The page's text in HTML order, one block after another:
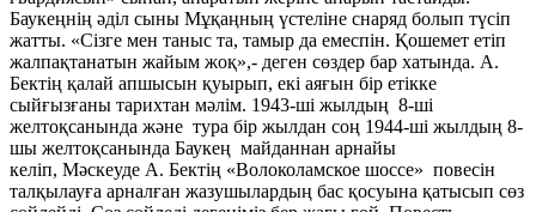
Баукеңнің әділ сыны Мұқаңның үстеліне снаряд болып түсіп
жатты. «Сізге мен таныс та, тамыр да емеспін. Қошемет етіп
жалпақтанатын жайым жоқ»,- деген сөздер бар хатында. А.
Бектің қалай апшысын қуырып, екі аяғын бір етікке
сыйғызғаны тарихтан мәлім. 1943-ші жылдың 8-ші
желтоқсанында және тура бір жылдан соң 1944-ші жылдың 8-
шы желтоқсанында Баукең майданнан арнайы
келіп, Мәскеуде А. Бектің «Волоколамское шоссе» повесін
талқылауға арналған жазушылардың бас қосуына қатысып сөз